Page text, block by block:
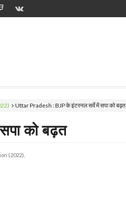
Uttar Pradesh : BJP के इंटरनल सर्वे में सपा को बढ़त
को बढ़त
(2022),